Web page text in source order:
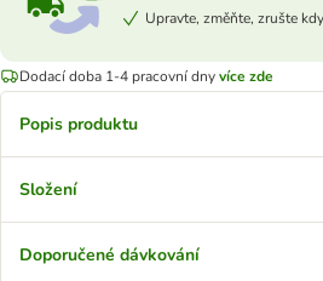
Upravte, změňte, zrušte
Dodací doba 1-4 pracovní dnyvíce zde
Popis produktu
Složení
Doporučené dávkování